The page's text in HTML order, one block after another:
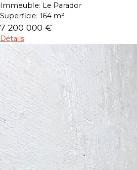
Immeuble: Le Parador
Superficie: 164 m²
7 200 000 €
Détails